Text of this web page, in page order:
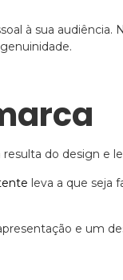
à sua audiência.
do design e
leva a que seja
e um